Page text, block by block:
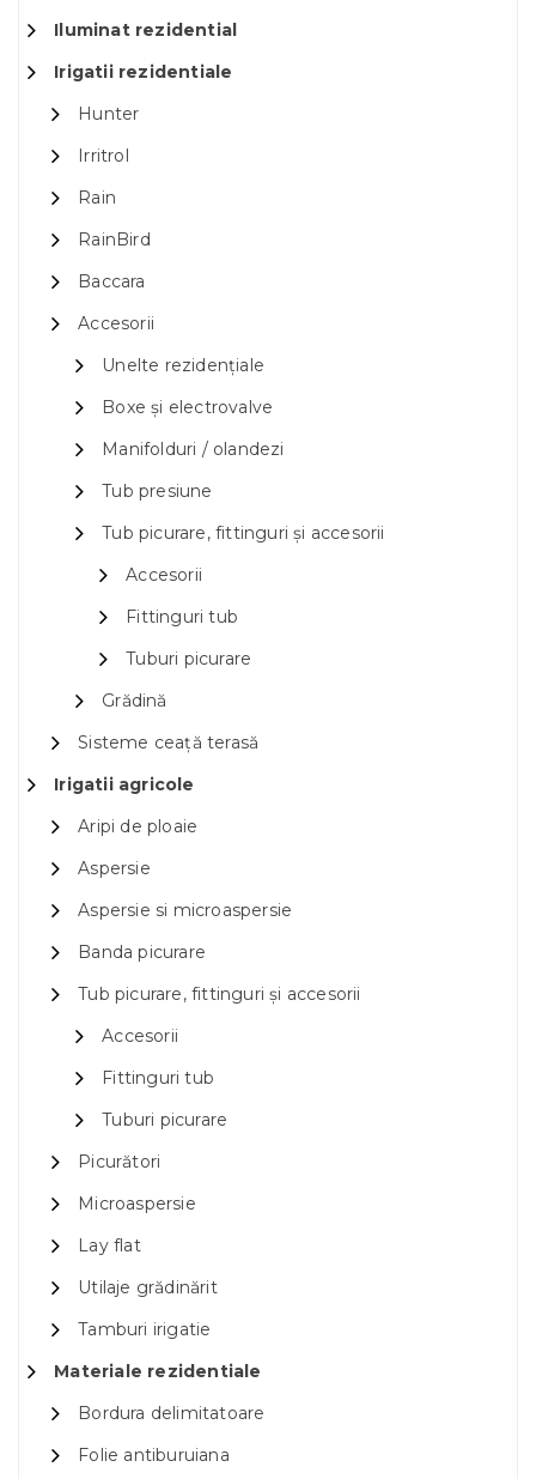
Iluminat rezidential
Irigatii rezidentiale
Hunter
Irritrol
Rain
RainBird
Baccara
Accesorii
Unelte rezidențiale
Boxe și electrovalve
Manifolduri / olandezi
Tub presiune
Tub picurare, fittinguri și accesorii
Accesorii
Fittinguri tub
Tuburi picurare
Grădină
Sisteme ceață terasă
Irigatii agricole
Aripi de ploaie
Aspersie
Aspersie si microaspersie
Banda picurare
Tub picurare, fittinguri și accesorii
Accesorii
Fittinguri tub
Tuburi picurare
Picurători
Microaspersie
Lay flat
Utilaje grădinărit
Tamburi irigatie
Materiale rezidentiale
Bordura delimitatoare
Folie antiburuiana